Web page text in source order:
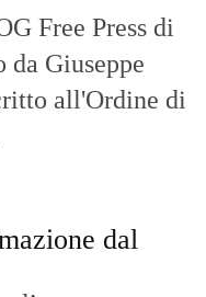
d’accesso a
online
chi cerca
dell’intera